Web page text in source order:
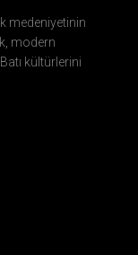
medeniyetinin
modern
kültürlerini